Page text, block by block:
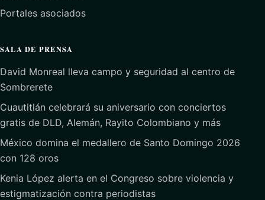
Portales asociados
SALA DE PRENSA
David Monreal lleva campo y seguridad al centro de
Sombrerete
Cuautitlán celebrará su aniversario con conciertos
gratis de DLD, Alemán, Rayito Colombiano y más
México domina el medallero de Santo Domingo 2026
con 128 oros
Kenia López alerta en el Congreso sobre violencia y
estigmatización contra periodistas